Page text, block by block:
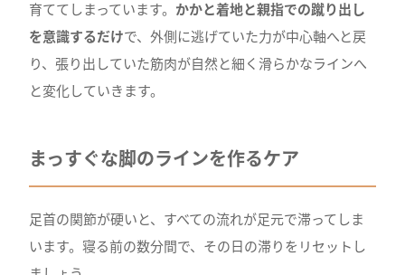
育ててしまっています。 かかと着地と親指での蹴り出し
を意識するだけで、外側に逃げていた力が中心軸へと戻
り、張り出していた筋肉が自然と細く滑らかなラインへ
と変化していきます。
まっすぐな脚のラインを作るケア
足首の関節が硬いと、すべての流れが足元で滞ってしま
います。寝る前の数分間で、その日の滞りをリセットし